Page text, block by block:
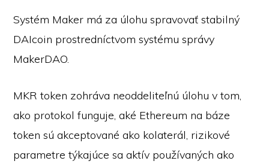
Systém Maker má za úlohu spravovať stabilný
DAIcoin prostredníctvom systému správy
MakerDAO.
MKR token zohráva neoddeliteľnú úlohu v tom,
ako protokol funguje, aké Ethereum na báze
token sú akceptované ako kolaterál, rizikové
parametre týkajúce sa aktív používaných ako